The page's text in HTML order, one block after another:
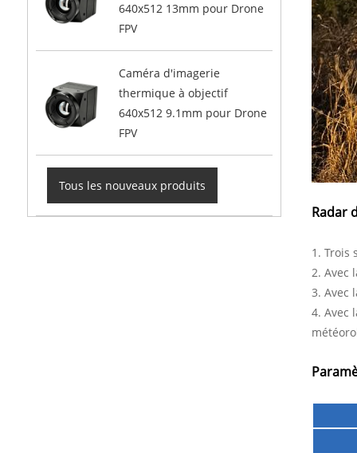
640x512 13mm pour Drone
FPV
Caméra d'imagerie
thermique à objectif
640x512 9.1mm pour Drone
FPV
Tous les nouveaux produits
Radar
1. Trois
2. Avec
3. Avec
4. Avec